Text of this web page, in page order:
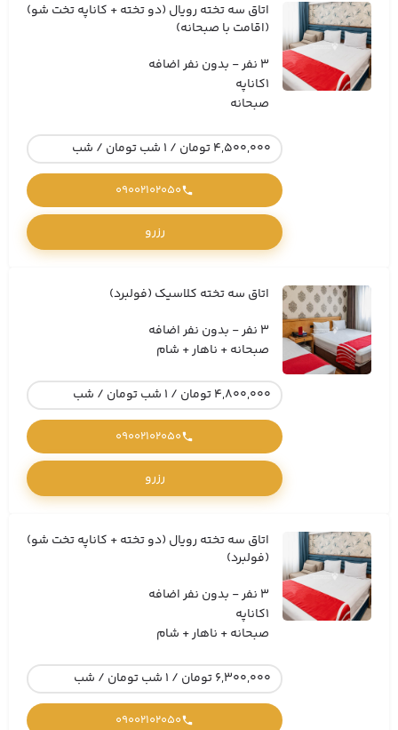
اتاق سه تخته رویال (دو تخته + کاناپه تخت شو)
(اقامت با صبحانه)
3 نفر - بدون نفر اضافه
1کاناپه
صبحانه
4,500,000 تومان / 1 شب تومان / شب
09002102050
رزرو
اتاق سه تخته کلاسیک (فولبرد)
3 نفر - بدون نفر اضافه
صبحانه + ناهار + شام
4,800,000 تومان / 1 شب تومان / شب
09002102050
رزرو
اتاق سه تخته رویال (دو تخته + کاناپه تخت شو)
(فولبرد)
3 نفر - بدون نفر اضافه
1کاناپه
صبحانه + ناهار + شام
6,300,000 تومان / 1 شب تومان / شب
09002102050